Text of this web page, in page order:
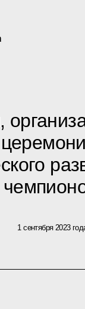
1 сентября 2023